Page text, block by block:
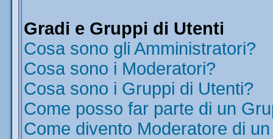
Gradi e Gruppi di Utenti
Cosa sono gli Amministratori?
Cosa sono i Moderatori?
Cosa sono i Gruppi di Utenti?
Come posso far parte di un
Come divento Moderatore di